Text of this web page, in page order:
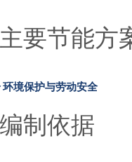
要节能方
环境保护与劳动安全
制依据